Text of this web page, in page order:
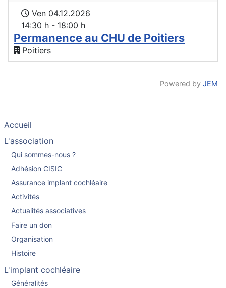
Ven 04.12.2026
14:30 h - 18:00 h
Permanence au CHU de Poitiers
Poitiers
Powered by JEM
Accueil
L'association
Qui sommes-nous ?
Adhésion CISIC
Assurance implant cochléaire
Activités
Actualités associatives
Faire un don
Organisation
Histoire
L'implant cochléaire
Généralités